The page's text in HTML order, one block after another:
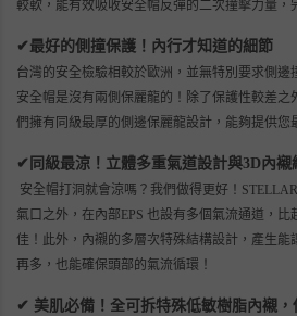
較軟，能有效吸收安全帽反彈的二次撞擊力量，
✔最好的側撞保護！內行才知道的細節
台灣的安全檢驗相較於歐洲，並無特別要求側邊
安全帽是沒有兩側保麗龍的！除了保護性較差之
們擁有同級最厚的側邊保麗龍設計，能夠提供您
✔ 同級最涼！立體多重氣道設計與3D內
安全帽打洞就會涼嗎？我們做得更好！
氣口之外，在內部EPS 也設有多個氣流通道，
佳！此外，內襯的多層次特殊結構設計，產生能
再多，也能確保頭部的氣流循環！
✔ 美肌必備！全可拆特殊低敏樹脂內襯，